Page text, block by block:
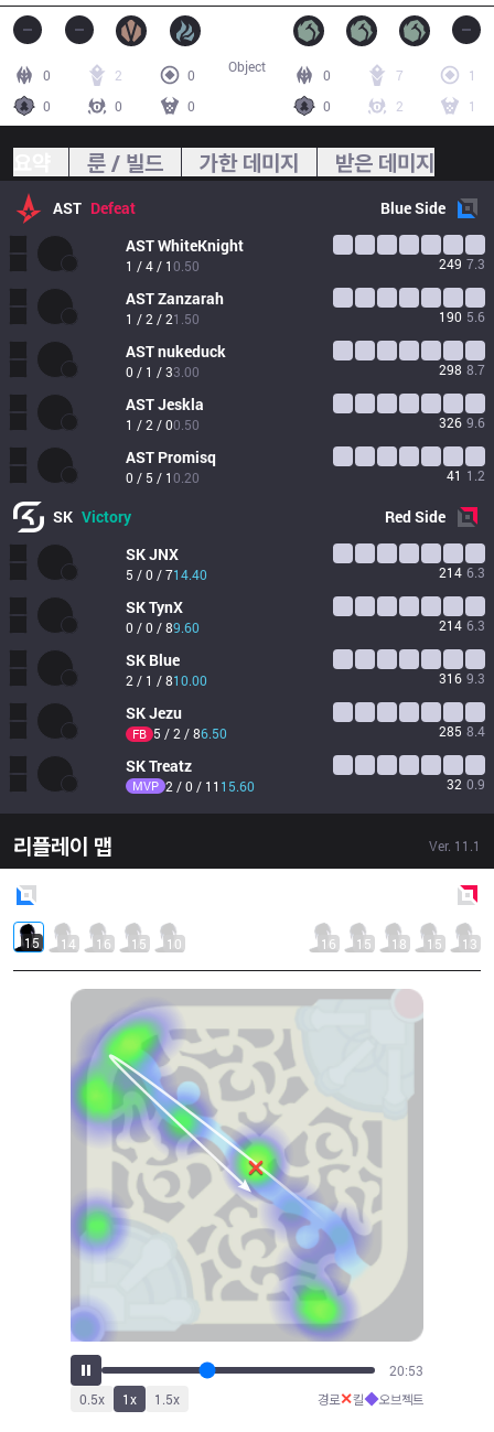
0 2
0
0
0 0
0 7
1
0
2 1
Object
룬 / 빌드 가한 데미지 받은 데미지
AST Defeat BlueSide
ASTWhiteKnight
1 / 4 / 10.50 249 7.3
ASTZanzarah
1 / 2 / 21.50 190 5.6
ASTnukeduck
0 / 1 / 33.00 298 8.7
ASTJeskla
1 / 2 / 00.50 326 9.6
AST Promisq
0 / 5 / 10.20 41 1.2
SK Victory RedSide
SKJNX
5 / 0 / 714.40 214 6.3
SKTynX
0 / 0 / 89.60 214 6.3
SK Blue
2 / 1 / 810.00 316 9.3
SKJezu
FB 5 / 2 / 86.50 285 8.4
SKTreatz
MVP 2 / 0 / 11 15.60 32 0.9
리플레이 맵 Ver. 11.1
15 14 16 15 10 16 15 18 15 13
23:09
0.5x 1x 1.5x 경로✕킬◆오브젝트